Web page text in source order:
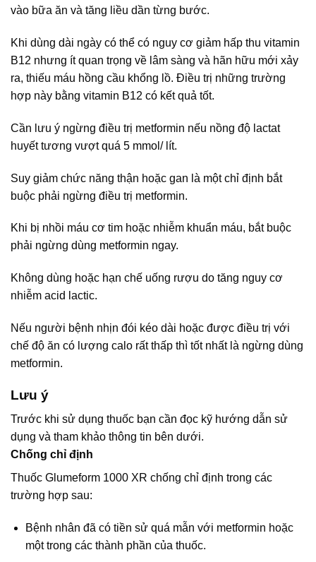
vào bữa ăn và tăng liều dần từng bước.
Khi dùng dài ngày có thể có nguy cơ giảm hấp thu vitamin
B12 nhưng ít quan trọng về lâm sàng và hãn hữu mới xảy
ra, thiếu máu hồng cầu khổng lồ. Điều trị những trường
hợp này bằng vitamin B12 có kết quả tốt.
Cần lưu ý ngừng điều trị metformin nếu nồng độ lactat
huyết tương vượt quá 5 mmol/ lít.
Suy giảm chức năng thận hoặc gan là một chỉ định bắt
buộc phải ngừng điều trị metformin.
Khi bị nhồi máu cơ tim hoặc nhiễm khuẩn máu, bắt buộc
phải ngừng dùng metformin ngay.
Không dùng hoặc hạn chế uống rượu do tăng nguy cơ
nhiễm acid lactic.
Nếu người bệnh nhịn đói kéo dài hoặc được điều trị với
chế độ ăn có lượng calo rất thấp thì tốt nhất là ngừng dùng
metformin.
Lưu ý
Trước khi sử dụng thuốc bạn cần đọc kỹ hướng dẫn sử
dụng và tham khảo thông tin bên dưới.
Chống chỉ định
Thuốc Glumeform 1000 XR chống chỉ định trong các
trường hợp sau:
Bệnh nhân đã có tiền sử quá mẫn với metformin hoặc
một trong các thành phần của thuốc.